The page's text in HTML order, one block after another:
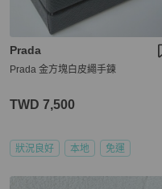
Prada
Prada 金方塊白皮繩手鍊
TWD 7,500
狀況良好 本地 免運